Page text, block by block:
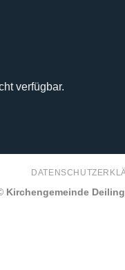
verfügbar.
Kirchengemeinde